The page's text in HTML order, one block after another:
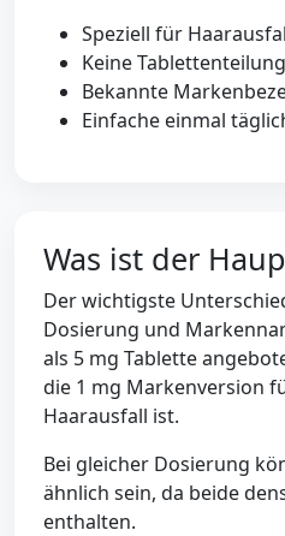
Speziell für
Keine
Bekannte
Einfache einmal
Was ist der
Der wichtigste
Dosierung und
als 5 mg Tablette
die 1 mg Markenversion
Haarausfall ist.
Bei gleicher Dosierung
ähnlich sein, da beide
enthalten.